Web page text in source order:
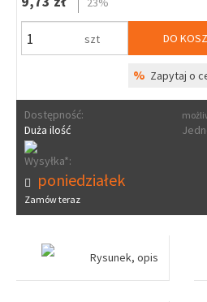
szt DO
% Zapytaj o
Dostępność:
Duża ilość
Wysyłka*:
poniedziałek
Zamów teraz
Rysunek, opis